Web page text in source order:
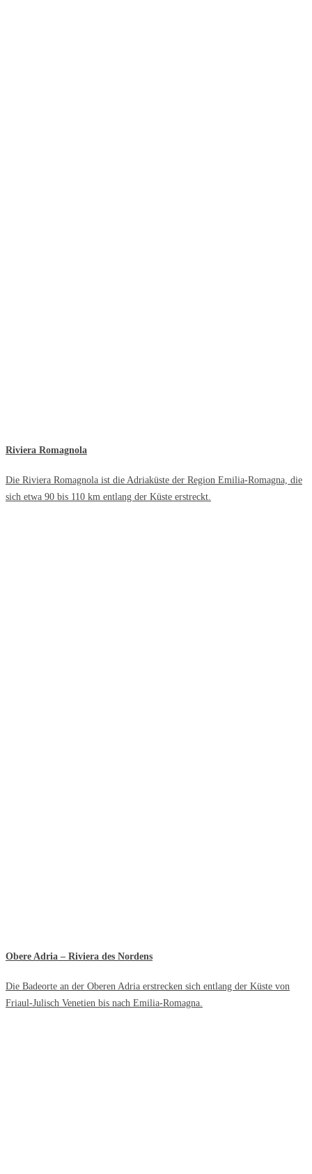
Riviera Romagnola
Die Riviera Romagnola ist die Adriaküste der Region Emilia-Romagna, die
sich etwa 90 bis 110 km entlang der Küste erstreckt.
Obere Adria – Riviera des Nordens
Die Badeorte an der Oberen Adria erstrecken sich entlang der Küste von
Friaul-Julisch Venetien bis nach Emilia-Romagna.